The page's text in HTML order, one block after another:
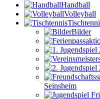
Handball
Volleyball
Bilder
Seinsheim